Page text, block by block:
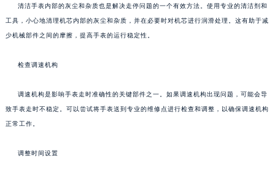
清洁手表内部的灰尘和杂质也是解决走停问题的一个有效方法。使用专业的清洁剂和
工具，小心地清理机芯内部的灰尘和杂质，并在必要时对机芯进行润滑处理。这有助于减
少机械部件之间的摩擦，提高手表的运行稳定性。
检查调速机构
调速机构是影响手表走时准确性的关键部件之一。如果调速机构出现问题，可能会导
致手表走时不稳定。可以尝试将手表送到专业的维修点进行检查和调整，以确保调速机构
正常工作。
调整时间设置